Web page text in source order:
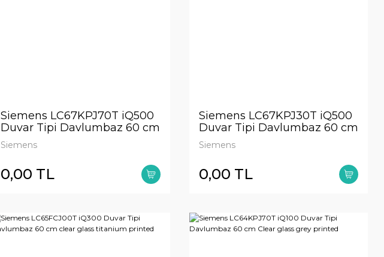
Siemens LC67KPJ70T iQ500
Duvar Tipi Davlumbaz 60 cm
Clear glass grey printed
Siemens
0,00 TL
Siemens LC67KPJ30T iQ500
Duvar Tipi Davlumbaz 60 cm
Siyah Cam
Siemens
0,00 TL